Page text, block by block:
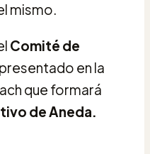
mismo.
Comité de
en la
que formará
de Aneda.